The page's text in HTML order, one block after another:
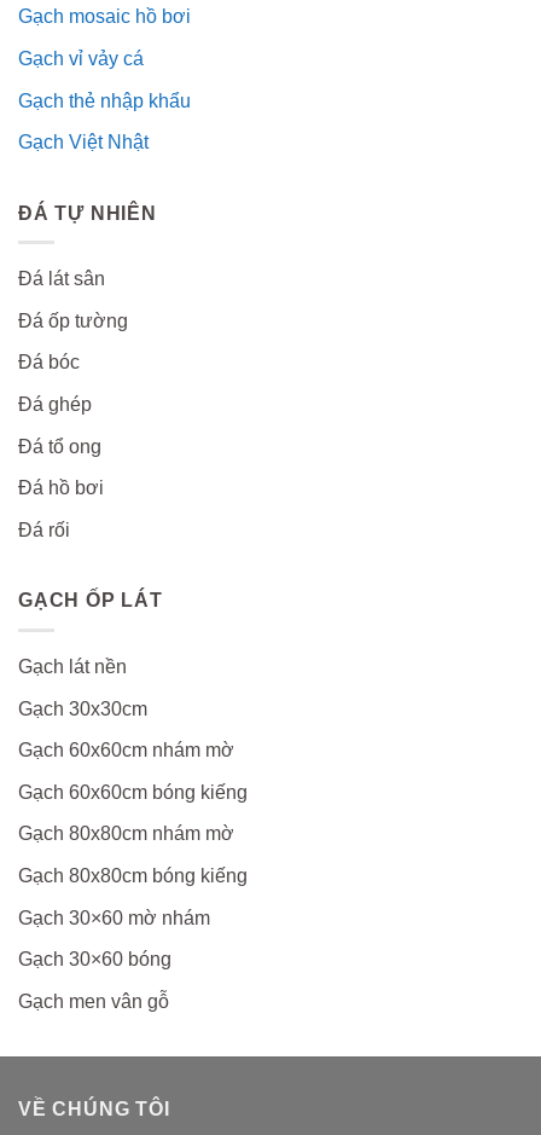
Gạch mosaic hồ bơi
Gạch vỉ vảy cá
Gạch thẻ nhập khẩu
Gạch Việt Nhật
ĐÁ TỰ NHIÊN
Đá lát sân
Đá ốp tường
Đá bóc
Đá ghép
Đá tổ ong
Đá hồ bơi
Đá rối
GẠCH ỐP LÁT
Gạch lát nền
Gạch 30x30cm
Gạch 60x60cm nhám mờ
Gạch 60x60cm bóng kiếng
Gạch 80x80cm nhám mờ
Gạch 80x80cm bóng kiếng
Gạch 30×60 mờ nhám
Gạch 30×60 bóng
Gạch men vân gỗ
VỀ CHÚNG TÔI